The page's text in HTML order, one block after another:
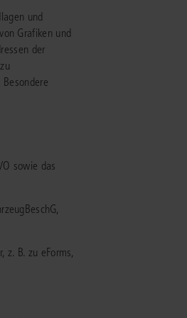
und
Grafiken und
der
sowie das
z. B. zu eForms,